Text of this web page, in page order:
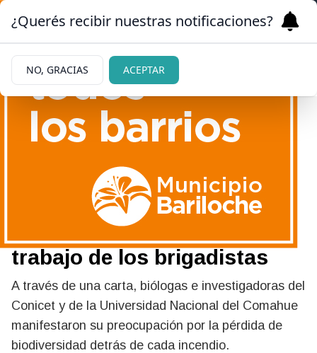
Incendios: cómo afectan al
único abejorro nativo de la
Patagonia y el notable
trabajo de los brigadistas
A través de una carta, biólogas e investigadoras del
Conicet y de la Universidad Nacional del Comahue
manifestaron su preocupación por la pérdida de
biodiversidad detrás de cada incendio.
¿Querés recibir nuestras notificaciones?
NO, GRACIAS ACEPTAR